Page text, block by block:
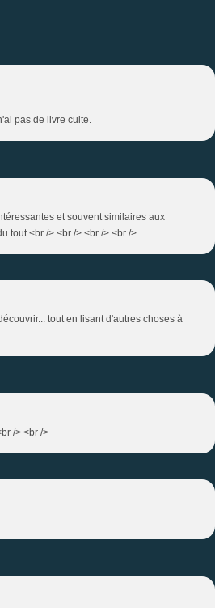
pas de livre culte.
et souvent similaires aux
tout.<br /> <br /> <br /> <br />
tout en lisant d'autres choses à
/> <br />